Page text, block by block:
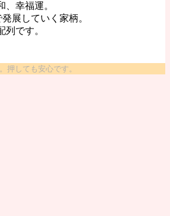
幸福運。
展していく家柄。
です。
押しても安心です。